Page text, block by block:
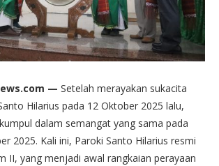
— Setelah merayakan sukacita
Hilarius pada 12 Oktober 2025 lalu,
dalam semangat yang sama pada
2025. Kali ini, Paroki Santo Hilarius resmi
II, yang menjadi awal rangkaian perayaan